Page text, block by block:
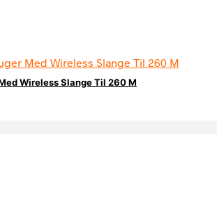
Wireless Slange Til 260 M